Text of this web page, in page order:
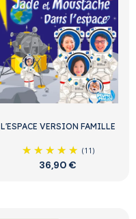
L'ESPACE VERSION FAMILLE
(11)
36,90 €